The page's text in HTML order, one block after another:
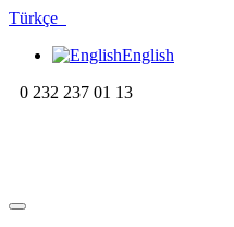
Türkçe
English
0 232 237 01 13